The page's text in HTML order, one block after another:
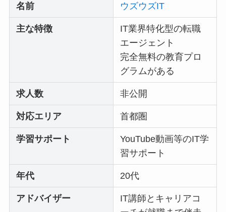
名前 ウズウズIT
主な特徴
IT業界特化型の転職
エージェント
完全無料の教育プロ
グラムがある
求人数 非公開
対応エリア 首都圏
学習サポート
YouTube動画等のIT学
習サポート
年代 20代
アドバイザー
IT講師とキャリアコ